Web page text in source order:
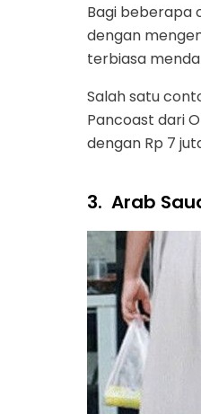
Bagi beberapa
dengan
terbiasa
Salah satu
Pancoast dari
dengan Rp 7
3. Arab